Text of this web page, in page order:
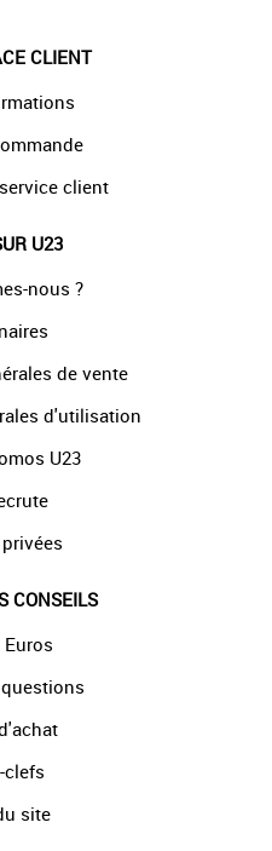
CLIENT
client
U23
nous ?
de vente
d'utilisation
U23
CONSEILS
clefs
site